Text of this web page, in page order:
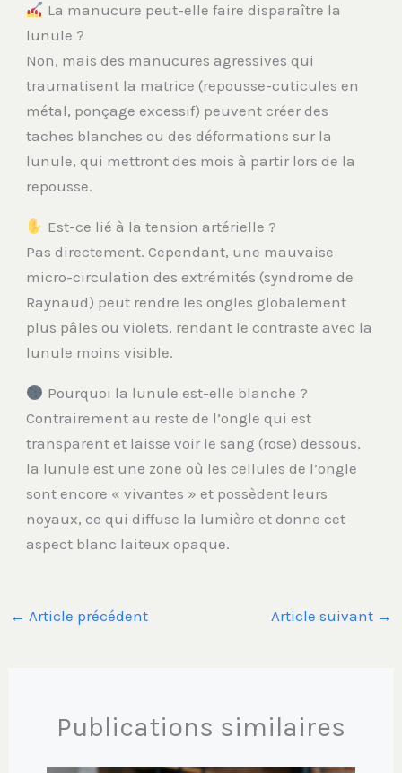
La manucure peut-elle faire disparaître la
lunule ?
Non, mais des manucures agressives qui
traumatisent la matrice (repousse-cuticules en
métal, ponçage excessif) peuvent créer des
taches blanches ou des déformations sur la
lunule, qui mettront des mois à partir lors de la
repousse.
Est-ce lié à la tension artérielle ?
Pas directement. Cependant, une mauvaise
micro-circulation des extrémités (syndrome de
Raynaud) peut rendre les ongles globalement
plus pâles ou violets, rendant le contraste avec la
lunule moins visible.
Pourquoi la lunule est-elle blanche ?
Contrairement au reste de l’ongle qui est
transparent et laisse voir le sang (rose) dessous,
la lunule est une zone où les cellules de l’ongle
sont encore « vivantes » et possèdent leurs
noyaux, ce qui diffuse la lumière et donne cet
aspect blanc laiteux opaque.
← Article précédent Article suivant →
Publications similaires